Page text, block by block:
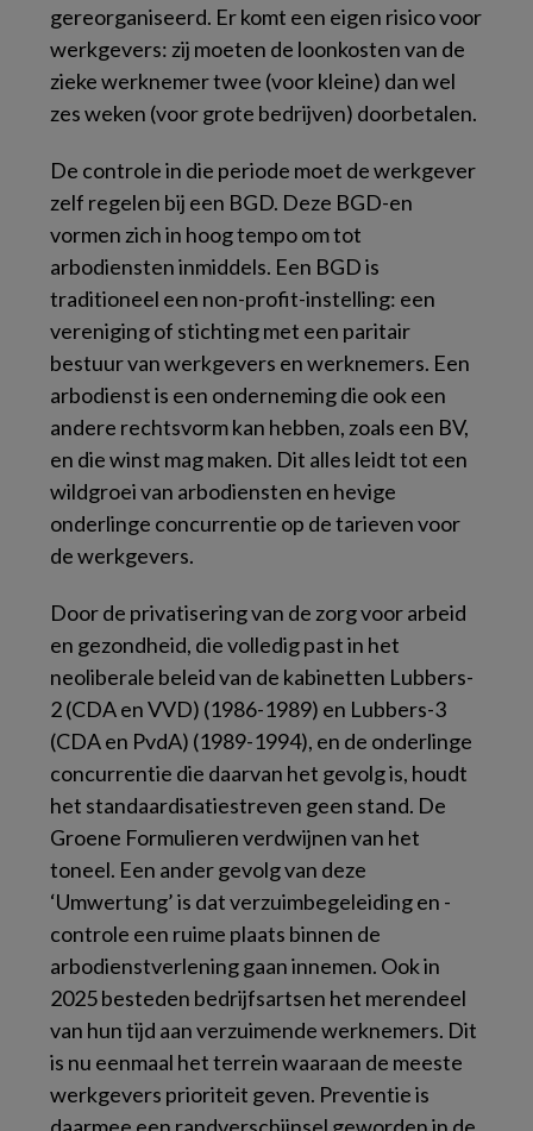
gereorganiseerd. Er komt een eigen risico voor
werkgevers: zij moeten de loonkosten van de
zieke werknemer twee (voor kleine) dan wel
zes weken (voor grote bedrijven) doorbetalen.
De controle in die periode moet de werkgever
zelf regelen bij een BGD. Deze BGD-en
vormen zich in hoog tempo om tot
arbodiensten inmiddels. Een BGD is
traditioneel een non-profit-instelling: een
vereniging of stichting met een paritair
bestuur van werkgevers en werknemers. Een
arbodienst is een onderneming die ook een
andere rechtsvorm kan hebben, zoals een BV,
en die winst mag maken. Dit alles leidt tot een
wildgroei van arbodiensten en hevige
onderlinge concurrentie op de tarieven voor
de werkgevers.
Door de privatisering van de zorg voor arbeid
en gezondheid, die volledig past in het
neoliberale beleid van de kabinetten Lubbers-
2 (CDA en VVD) (1986-1989) en Lubbers-3
(CDA en PvdA) (1989-1994), en de onderlinge
concurrentie die daarvan het gevolg is, houdt
het standaardisatiestreven geen stand. De
Groene Formulieren verdwijnen van het
toneel. Een ander gevolg van deze
‘Umwertung’ is dat verzuimbegeleiding en -
controle een ruime plaats binnen de
arbodienstverlening gaan innemen. Ook in
2025 besteden bedrijfsartsen het merendeel
van hun tijd aan verzuimende werknemers. Dit
is nu eenmaal het terrein waaraan de meeste
werkgevers prioriteit geven. Preventie is